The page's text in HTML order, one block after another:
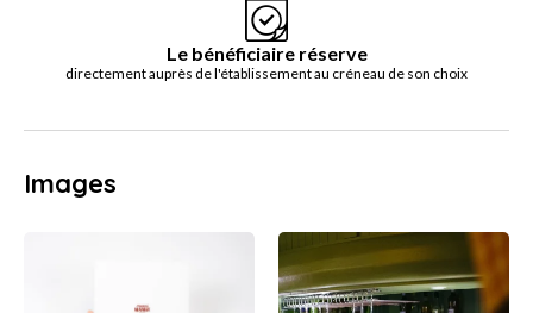
Le bénéficiaire réserve
directement auprès de l'établissement au créneau de son choix
Images